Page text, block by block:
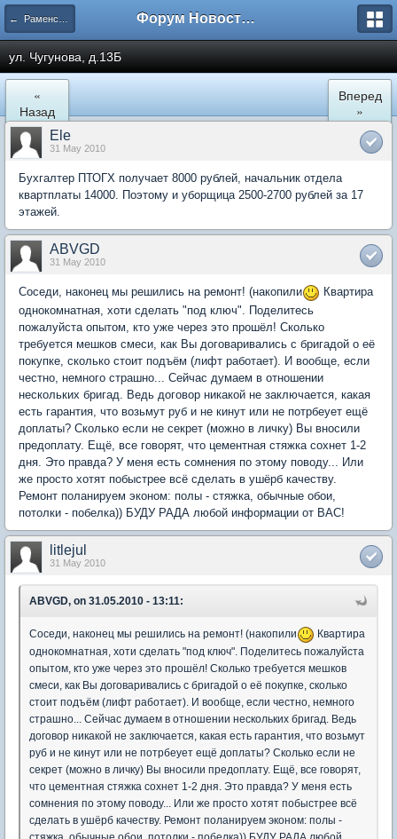
← Раменское Форум Новостройки
ул. Чугунова, д.13Б
«
Назад
Вперед
»
Ele
31 May 2010
Бухгалтер ПТОГХ получает 8000 рублей, начальник отдела
квартплаты 14000. Поэтому и уборщица 2500-2700 рублей за 17
этажей.
ABVGD
31 May 2010
Соседи, наконец мы решились на ремонт! (накопили
Квартира
однокомнатная, хоти сделать "под ключ". Поделитесь
пожалуйста опытом, кто уже через это прошёл! Сколько
требуется мешков смеси, как Вы договаривались с бригадой о её
покупке, сколько стоит подъём (лифт работает). И вообще, если
честно, немного страшно... Сейчас думаем в отношении
нескольких бригад. Ведь договор никакой не заключается, какая
есть гарантия, что возьмут руб и не кинут или не потрбеует ещё
доплаты? Сколько если не секрет (можно в личку) Вы вносили
предоплату. Ещё, все говорят, что цементная стяжка сохнет 1-2
дня. Это правда? У меня есть сомнения по этому поводу... Или
же просто хотят побыстрее всё сделать в ушёрб качеству.
Ремонт поланируем эконом: полы - стяжка, обычные обои,
потолки - побелка)) БУДУ РАДА любой информации от ВАС!
litlejul
31 May 2010
ABVGD, on 31.05.2010 - 13:11:
Соседи, наконец мы решились на ремонт! (накопили
Квартира
однокомнатная, хоти сделать "под ключ". Поделитесь пожалуйста
опытом, кто уже через это прошёл! Сколько требуется мешков
смеси, как Вы договаривались с бригадой о её покупке, сколько
стоит подъём (лифт работает). И вообще, если честно, немного
страшно... Сейчас думаем в отношении нескольких бригад. Ведь
договор никакой не заключается, какая есть гарантия, что возьмут
руб и не кинут или не потрбеует ещё доплаты? Сколько если не
секрет (можно в личку) Вы вносили предоплату. Ещё, все говорят,
что цементная стяжка сохнет 1-2 дня. Это правда? У меня есть
сомнения по этому поводу... Или же просто хотят побыстрее всё
сделать в ушёрб качеству. Ремонт поланируем эконом: полы -